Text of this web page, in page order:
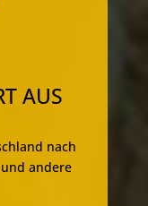
AUS
nach
andere